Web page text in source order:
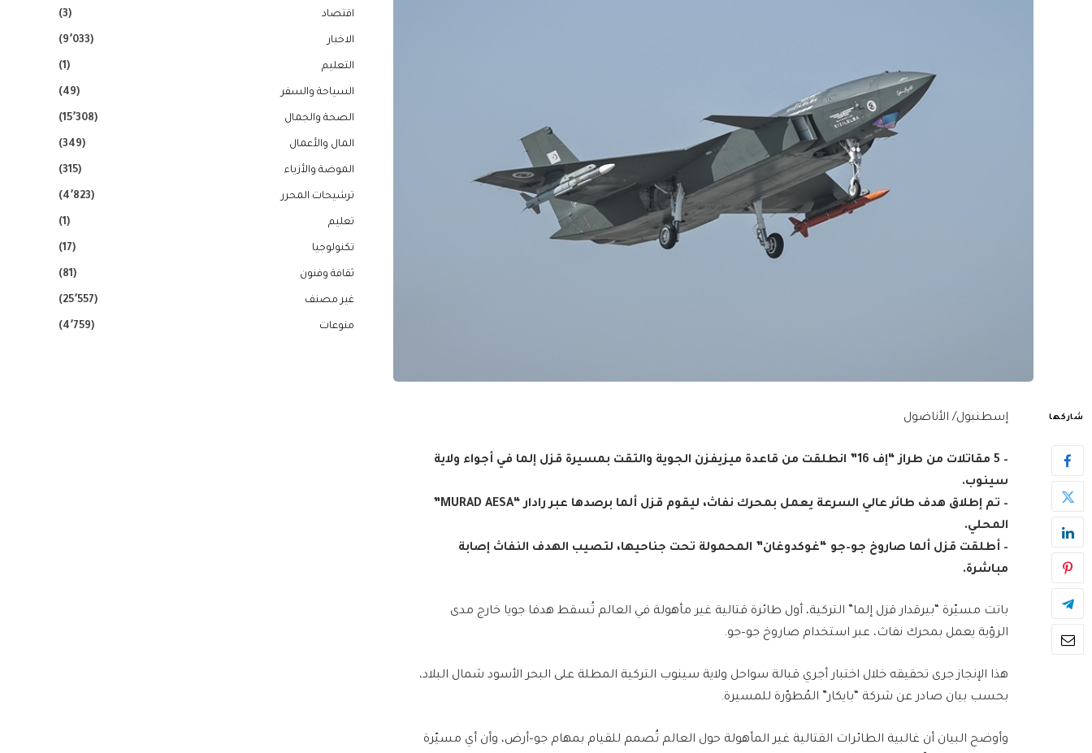
شاركها إسطنبول/ الأناضول
– 5 مقاتلات من طراز “إف 16” انطلقت من قاعدة ميزيفزن الجوية والتقت بمسيرة قزل إلما في أجواء ولاية
سينوب.
– تم إطلاق هدف طائر عالي السرعة يعمل بمحرك نفاث، ليقوم قزل ألما برصدها عبر رادار “MURAD AESA”
المحلي.
– أطلقت قزل ألما صاروخ جو–جو “غوكدوغان” المحمولة تحت جناحيها، لتصيب الهدف النفاث إصابة
مباشرة.
باتت مسيّرة “بيرقدار قزل إلما” التركية، أول طائرة قتالية غير مأهولة في العالم تُسقط هدفا جويا خارج مدى
الرؤية يعمل بمحرك نفاث، عبر استخدام صاروخ جو–جو.
هذا الإنجاز جرى تحقيقه خلال اختبار أجري قبالة سواحل ولاية سينوب التركية المطلة على البحر الأسود شمال البلاد،
بحسب بيان صادر عن شركة “بايكار” المُطوّرة للمسيرة.
وأوضح البيان أن غالبية الطائرات القتالية غير المأهولة حول العالم تُصمم للقيام بمهام جو–أرض، وأن أي مسيّرة
اقتصاد (3)
الاخبار (9٬033)
التعليم (1)
السياحة والسفر (49)
الصحة والجمال (15٬308)
المال والأعمال (349)
الموضة والأزياء (315)
ترشيحات المحرر (4٬823)
تعليم (1)
تكنولوجيا (17)
ثقافة وفنون (81)
غير مصنف (25٬557)
منوعات (4٬759)